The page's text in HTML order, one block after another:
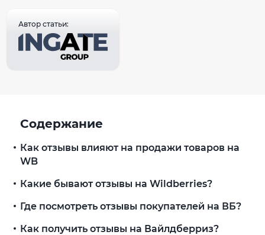
Автор статьи:
Содержание
Как отзывы влияют на продажи товаров на
WB
Какие бывают отзывы на Wildberries?
Где посмотреть отзывы покупателей на ВБ?
Как получить отзывы на Вайлдберриз?